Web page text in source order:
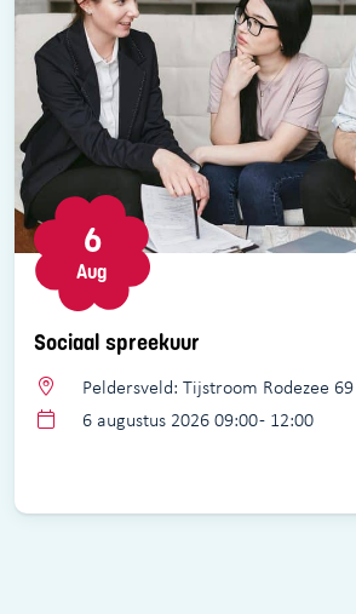
Sociaal spreekuur
6
Aug
Peldersveld: Tijstroom Rodezee 69
6 augustus 2026 09:00 - 12:00